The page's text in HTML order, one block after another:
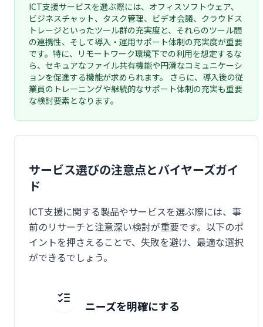
ICT支援サービスを選ぶ際には、オフィスソフトウェア、
ビジネスチャット、タスク管理、ビデオ会議、クラウドス
トレージといったツール群の充実度と、それらのツール間
の連携性、そして導入・運用サポート体制の充実度が重要
です。特に、リモートワーク環境下での利用を想定するな
ら、セキュアなファイル共有機能や円滑なコミュニケーシ
ョンを促進する機能が求められます。 さらに、導入後の従
業員のトレーニングや継続的なサポート体制の充実も重要
な検討要素となります。
サービス選びの注意点とバイヤーズガイ
ド
ICT支援に関する製品やサービスを選ぶ際には、事
前のリサーチと注意深い検討が重要です。以下のポ
イントを押さえることで、失敗を避け、最適な選択
ができるでしょう。
ニーズを明確にする